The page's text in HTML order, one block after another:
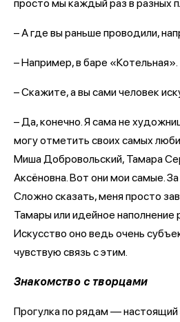
просто мы каждый раз в разных
– А где вы раньше проводили,
– Например, в баре «Котельная».
– Скажите, а вы сами человек
– Да, конечно. Я сама не
могу отметить своих самых
Миша Добровольский, Тамара
Аксёновна. Вот они мои самые.
Сложно сказать, меня просто
Тамары или идейное
Искусство оно ведь очень
чувствую связь с этим.
Знакомство с творцами
Прогулка по рядам — настоящий